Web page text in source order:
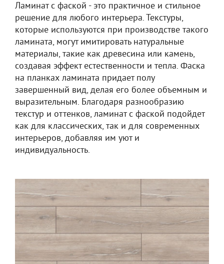
Ламинат с фаской - это практичное и стильное
решение для любого интерьера. Текстуры,
которые используются при производстве такого
ламината, могут имитировать натуральные
материалы, такие как древесина или камень,
создавая эффект естественности и тепла. Фаска
на планках ламината придает полу
завершенный вид, делая его более объемным и
выразительным. Благодаря разнообразию
текстур и оттенков, ламинат с фаской подойдет
как для классических, так и для современных
интерьеров, добавляя им уют и
индивидуальность.